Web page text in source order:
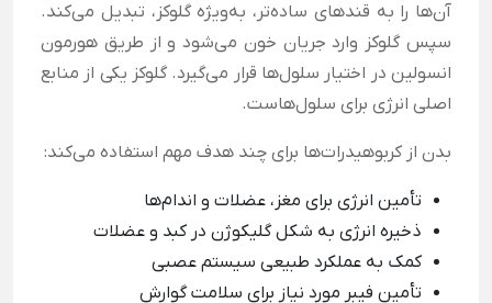
آن‌ها را به قندهای ساده‌تر، به‌ویژه گلوکز، تبدیل می‌کند.
سپس گلوکز وارد جریان خون می‌شود و از طریق هورمون
انسولین در اختیار سلول‌ها قرار می‌گیرد. گلوکز یکی از منابع
اصلی انرژی برای سلول‌هاست.
بدن از کربوهیدرات‌ها برای چند هدف مهم استفاده می‌کند:
تأمین انرژی برای مغز، عضلات و اندام‌ها
ذخیره انرژی به شکل گلیکوژن در کبد و عضلات
کمک به عملکرد طبیعی سیستم عصبی
تأمین فیبر مورد نیاز برای سلامت گوارش